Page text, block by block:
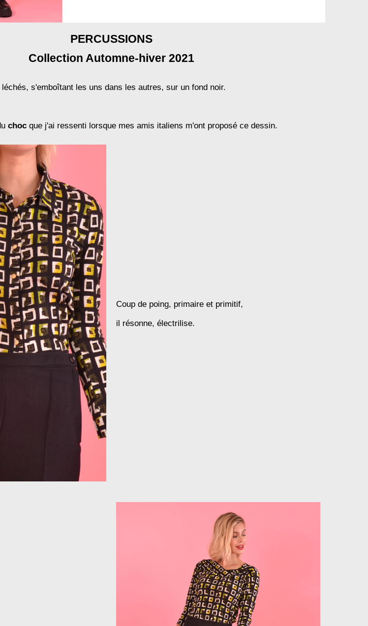
PERCUSSIONS
Collection Automne-hiver 2021
léchés, s'emboîtant les uns dans les autres, sur un fond noir.
choc que j'ai ressenti lorsque mes amis italiens m'ont proposé ce dessin.
Coup de poing, primaire et primitif,
il résonne, électrilise.